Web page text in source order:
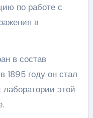
по работе с
в
в состав
1895 году он стал
этой